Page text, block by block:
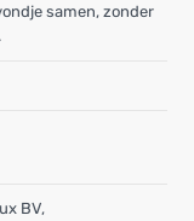
samen, zonder
BV,